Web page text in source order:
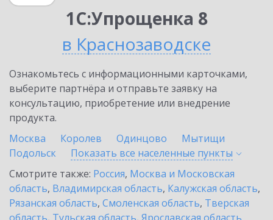
1С:Упрощенка 8
в Краснозаводске
Ознакомьтесь с информационными карточками,
выберите партнёра и отправьте заявку на
консультацию, приобретение или внедрение
продукта.
Москва
Королев Одинцово
Мытищи
Подольск
Показать все населенные пункты
Смотрите также: Россия, Москва и Московская
область, Владимирская область, Калужская область,
Рязанская область, Смоленская область, Тверская